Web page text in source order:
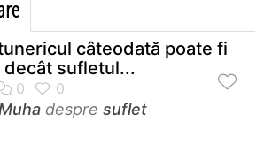
câteodată poate fi
decât sufletul...
despre suflet